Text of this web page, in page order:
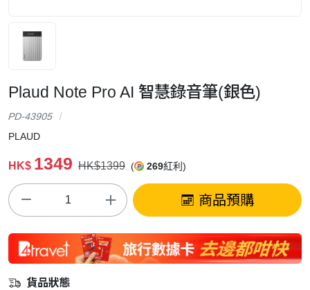
Plaud Note Pro AI 智慧錄音筆(銀色)
PD-43905
PLAUD
HK$ 1349 HK$1399 ( 269紅利)
商品預購
貨品狀態